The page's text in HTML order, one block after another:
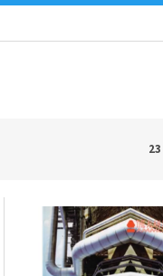
23